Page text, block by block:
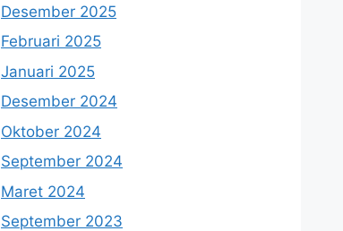
Desember 2025
Februari 2025
Januari 2025
Desember 2024
Oktober 2024
September 2024
Maret 2024
September 2023